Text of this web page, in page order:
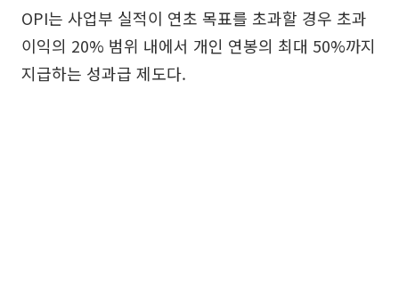
OPI는 사업부 실적이 연초 목표를 초과할 경우 초과
이익의 20% 범위 내에서 개인 연봉의 최대 50%까지
지급하는 성과급 제도다.